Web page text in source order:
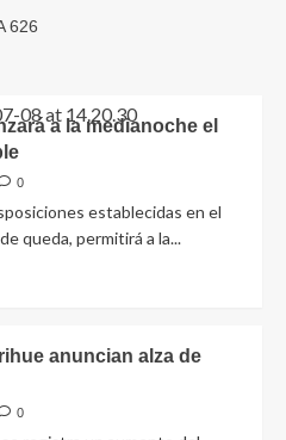
626
a la medianoche el
0
establecidas en el
queda, permitirá a la...
anuncian alza de
0